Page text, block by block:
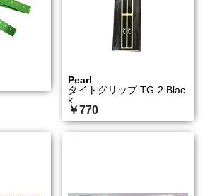
Pearl
タイトグリップ TG-2 Blac
k
￥770